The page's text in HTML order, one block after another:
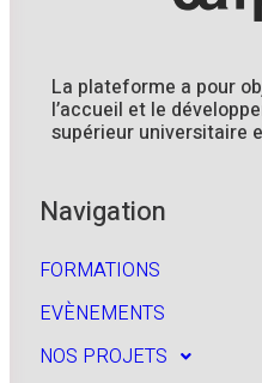
La plateforme a pour
l’accueil et le
supérieur universitaire
Navigation
FORMATIONS
EVÈNEMENTS
NOS PROJETS